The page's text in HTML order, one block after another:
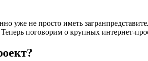
уже не просто иметь
Теперь поговорим о крупных интернет-